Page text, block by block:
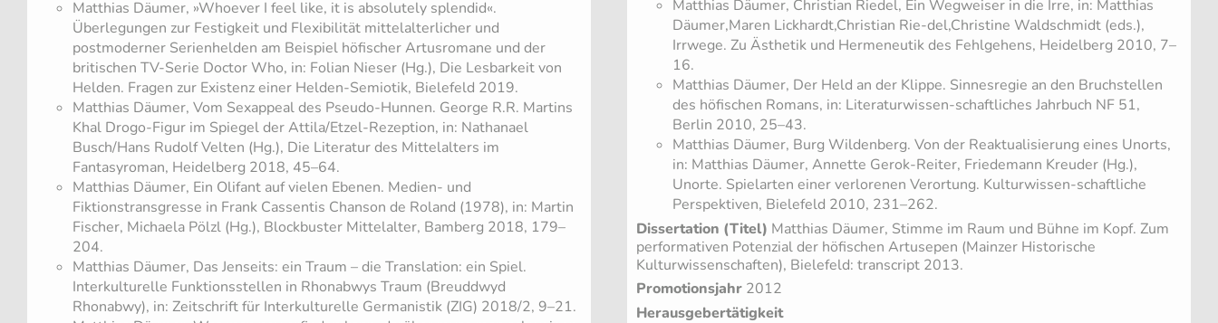
Matthias Däumer, »Whoever I feel like, it is absolutely splendid«.
Überlegungen zur Festigkeit und Flexibilität mittelalterlicher und
postmoderner Serienhelden am Beispiel höfischer Artusromane und der
britischen TV-Serie Doctor Who, in: Folian Nieser (Hg.), Die Lesbarkeit von
Helden. Fragen zur Existenz einer Helden-Semiotik, Bielefeld 2019.
Matthias Däumer, Vom Sexappeal des Pseudo-Hunnen. George R.R. Martins
Khal Drogo-Figur im Spiegel der Attila/Etzel-Rezeption, in: Nathanael
Busch/Hans Rudolf Velten (Hg.), Die Literatur des Mittelalters im
Fantasyroman, Heidelberg 2018, 45–64.
Matthias Däumer, Ein Olifant auf vielen Ebenen. Medien- und
Fiktionstransgresse in Frank Cassentis Chanson de Roland (1978), in: Martin
Fischer, Michaela Pölzl (Hg.), Blockbuster Mittelalter, Bamberg 2018, 179–
204.
Matthias Däumer, Das Jenseits: ein Traum – die Translation: ein Spiel.
Interkulturelle Funktionsstellen in Rhonabwys Traum (Breuddwyd
Rhonabwy), in: Zeitschrift für Interkulturelle Germanistik (ZIG) 2018/2, 9–21.
Matthias Däumer, Christian Riedel, Ein Wegweiser in die Irre, in: Matthias
Däumer,Maren Lickhardt,Christian Rie-del,Christine Waldschmidt (eds.),
Irrwege. Zu Ästhetik und Hermeneutik des Fehlgehens, Heidelberg 2010, 7–
16.
Matthias Däumer, Der Held an der Klippe. Sinnesregie an den Bruchstellen
des höfischen Romans, in: Literaturwissen-schaftliches Jahrbuch NF 51,
Berlin 2010, 25–43.
Matthias Däumer, Burg Wildenberg. Von der Reaktualisierung eines Unorts,
in: Matthias Däumer, Annette Gerok-Reiter, Friedemann Kreuder (Hg.),
Unorte. Spielarten einer verlorenen Verortung. Kulturwissen-schaftliche
Perspektiven, Bielefeld 2010, 231–262.
Dissertation (Titel) Matthias Däumer, Stimme im Raum und Bühne im Kopf. Zum
performativen Potenzial der höfischen Artusepen (Mainzer Historische
Kulturwissenschaften), Bielefeld: transcript 2013.
Promotionsjahr 2012
Herausgebertätigkeit